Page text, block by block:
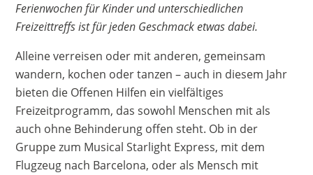
Ferienwochen für Kinder und unterschiedlichen
Freizeittreffs ist für jeden Geschmack etwas dabei.
Alleine verreisen oder mit anderen, gemeinsam
wandern, kochen oder tanzen – auch in diesem Jahr
bieten die Offenen Hilfen ein vielfältiges
Freizeitprogramm, das sowohl Menschen mit als
auch ohne Behinderung offen steht. Ob in der
Gruppe zum Musical Starlight Express, mit dem
Flugzeug nach Barcelona, oder als Mensch mit